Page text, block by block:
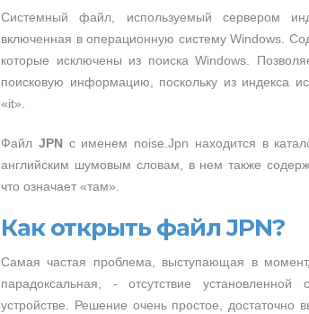
Системный файл, используемый сервером
включенная в операционную систему Windows.
которые исключены из поиска Windows.
поисковую информацию, поскольку из индекса
«it».
Файл JPN с именем noise.Jpn находится в
английским шумовым словам, в нем также
что означает «там».
Как открыть файл JPN?
Самая частая проблема, выступающая в
парадоксальная, - отсутствие
устройстве. Решение очень простое, достаточно